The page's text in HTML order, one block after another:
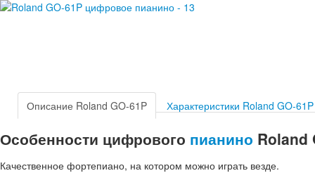
Описание Roland GO-61P Характеристики Roland GO-61P
Особенности цифрового пианино Roland
Качественное фортепиано, на котором можно играть везде.